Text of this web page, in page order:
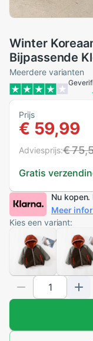
Winter
Bijpassende
Warme Lange
En Jongens
Meerdere varianten
Prijs
€ 59,99
Gratis
Adviesprijs:€
Nu
Meer
Kies een variant: